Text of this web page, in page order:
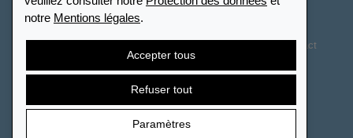
notre Mentions légales.
Accepter tous
Refuser tout
Paramètres
Paramètres des cookies
Contact
Droit de rétractation Résilier le contrat
© 2026 LEUCHTTURM. Tous droits réservés.